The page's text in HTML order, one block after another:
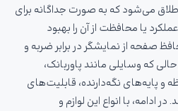
می‌شود که به صورت جداگانه برای
یا محافظت از آن را بهبود
صفحه از نمایشگر در برابر ضربه و
که وسایلی مانند پاوربانک،
پایه‌های نگه‌دارنده، قابلیت‌های
با انواع این لوازم و